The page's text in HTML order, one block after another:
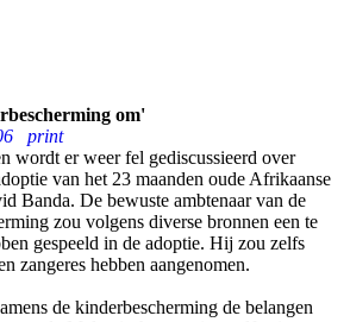
om'
print
wordt er weer fel gediscussieerd over
van het 23 maanden oude Afrikaanse
Banda. De bewuste ambtenaar van de
zou volgens diverse bronnen een te
gespeeld in de adoptie. Hij zou zelfs
zangeres hebben aangenomen.
de kinderbescherming de belangen